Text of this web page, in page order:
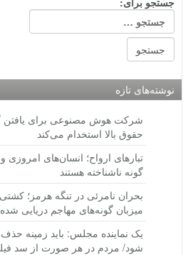
نوشته‌های تازه
شرکت هوش مصنوعی برای یافتن
حقوق بالا استخدام می‌کند
تبارهای ارواح؛ انسان‌های امروزی
گونه ناشناخته هستند
بحران نامرئی در تنگه هرمز؛
میزبان گونه‌های مهاجم دریایی
یک نماینده مجلس: باید زمینه
شود/ مردم در هر صورت از سد